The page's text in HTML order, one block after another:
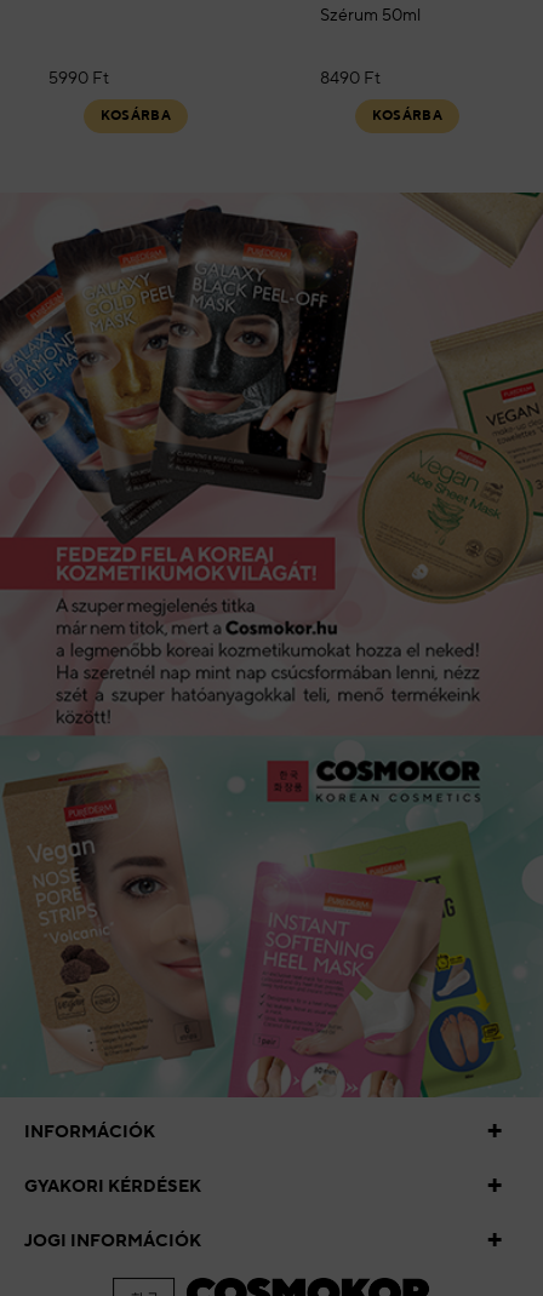
5990 Ft
KOSÁRBA
Szérum 50ml
8490 Ft
KOSÁRBA
INFORMÁCIÓK
GYAKORI KÉRDÉSEK
JOGI INFORMÁCIÓK